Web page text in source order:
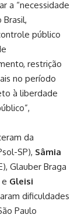
a “necessidade
público
restrição
no período
à liberdade
da
SP), Sâmia
Glauber Braga
Gleisi
dificuldades
Paulo